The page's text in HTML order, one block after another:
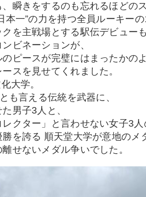
瞬きをするのも忘れるほどの
本一”の力を持つ全員ルーキーの
を主戦場とする駅伝デビュー
ビネーションが、
のピースが完璧にはまったかの
スを見せてくれました。
大学。
も言える伝統を武器に、
男子3人と、
レクター」と言わせない女子3
を誇る 順天堂大学が意地のメ
せないメダル争いでした。